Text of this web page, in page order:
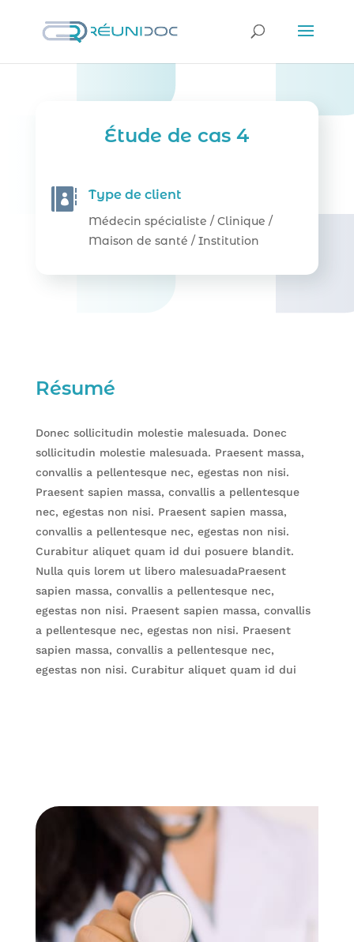
Étude de cas 4
 Type de client
Médecin spécialiste / Clinique /
Maison de santé / Institution
Résumé
Donec sollicitudin molestie malesuada. Donec
sollicitudin molestie malesuada. Praesent massa,
convallis a pellentesque nec, egestas non nisi.
Praesent sapien massa, convallis a pellentesque
nec, egestas non nisi. Praesent sapien massa,
convallis a pellentesque nec, egestas non nisi.
Curabitur aliquet quam id dui posuere blandit.
Nulla quis lorem ut libero malesuadaPraesent
sapien massa, convallis a pellentesque nec,
egestas non nisi. Praesent sapien massa, convallis
a pellentesque nec, egestas non nisi. Praesent
sapien massa, convallis a pellentesque nec,
egestas non nisi. Curabitur aliquet quam id dui